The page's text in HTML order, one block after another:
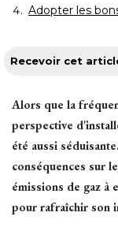
Adopter les
Recevoir cet
Alors que la
perspective
été aussi
conséquences sur
émissions de gaz à
pour rafraîchir son